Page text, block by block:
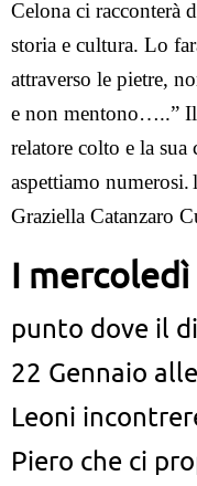
Celona ci racconterà
storia e cultura. Lo
attraverso le pietre,
e non mentono…..” Il
relatore colto e la
aspettiamo numerosi.
Graziella Catanzaro
I mercoledì
punto dove il
22 Gennaio
Leoni
Piero che ci